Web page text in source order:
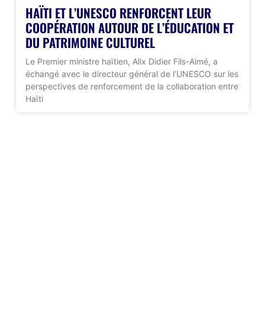
HAÏTI ET L’UNESCO RENFORCENT LEUR
COOPÉRATION AUTOUR DE L’ÉDUCATION ET
DU PATRIMOINE CULTUREL
Le Premier ministre haïtien, Alix Didier Fils-Aimé, a
échangé avec le directeur général de l’UNESCO sur les
perspectives de renforcement de la collaboration entre
Haïti